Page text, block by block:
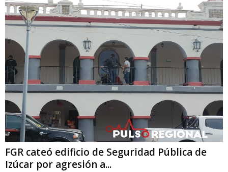
FGR cateó edificio de Seguridad Pública de
Izúcar por agresión a...